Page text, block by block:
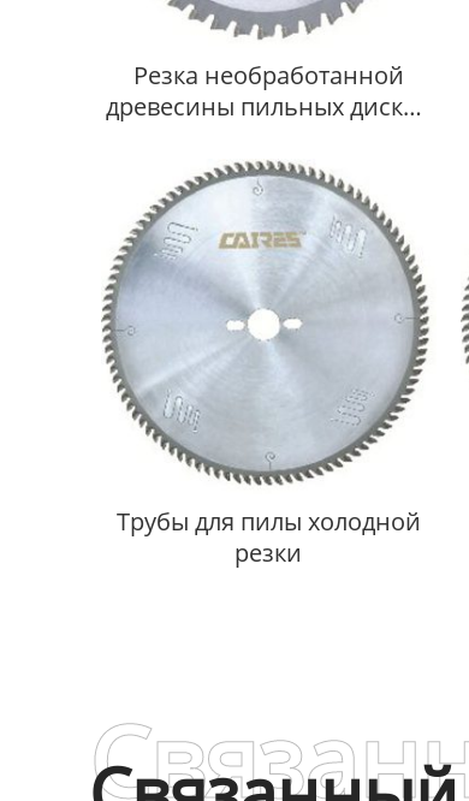
Резка необработанной
древесины пильных дисков
Трубы для пилы холодной
резки